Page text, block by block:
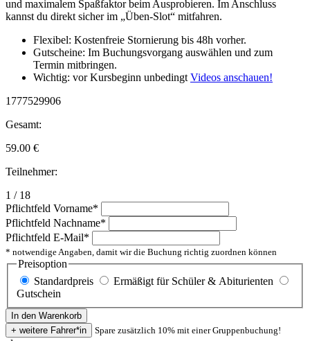
und maximalem Spaßfaktor beim Ausprobieren. Im Anschluss
kannst du direkt sicher im „Üben-Slot“ mitfahren.
Flexibel: Kostenfreie Stornierung bis 48h vorher.
Gutscheine: Im Buchungsvorgang auswählen und zum
Termin mitbringen.
Wichtig: vor Kursbeginn unbedingt Videos anschauen!
1777529906
Gesamt:
59.00 €
Teilnehmer:
1 / 18
Pflichtfeld Vorname*
Pflichtfeld Nachname*
Pflichtfeld E-Mail*
* notwendige Angaben, damit wir die Buchung richtig zuordnen können
Preisoption
Standardpreis
Ermäßigt für Schüler & Abiturienten
Gutschein
Spare zusätzlich 10% mit einer Gruppenbuchung!